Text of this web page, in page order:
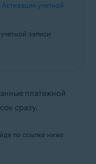
Активация учетной
записи
платежной
сразу.
по ссылке ниже.